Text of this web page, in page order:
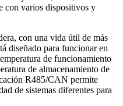
con varios dispositivos y
con una vida útil de más
diseñado para funcionar en
de funcionamiento
de almacenamiento de
R485/CAN permite
de sistemas diferentes para